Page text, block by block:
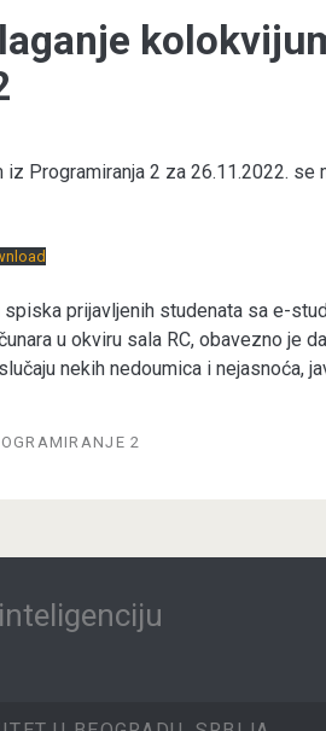
Programiranja 2 za 26.11.2022. se
prijavljenih studenata sa e-
u okviru sala RC, obavezno je
nekih nedoumica i nejasnoća,
2